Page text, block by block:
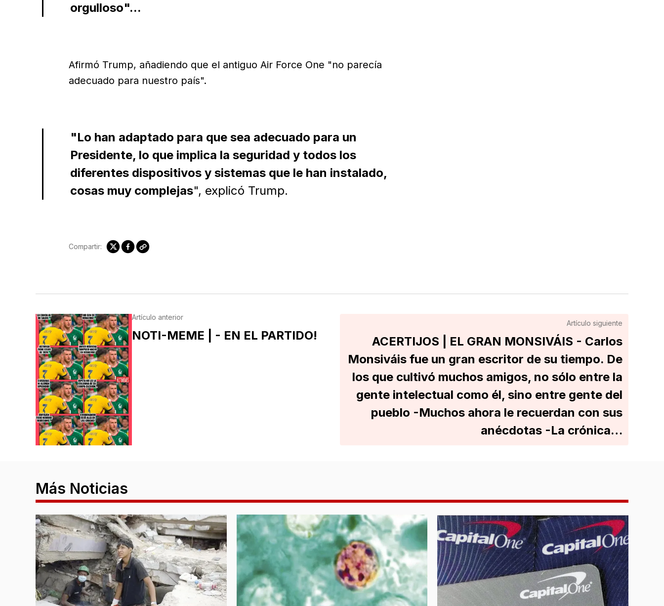
orgulloso"...
Afirmó Trump, añadiendo que el antiguo Air Force One "no parecía
adecuado para nuestro país".
"Lo han adaptado para que sea adecuado para un
Presidente, lo que implica la seguridad y todos los
diferentes dispositivos y sistemas que le han instalado,
cosas muy complejas", explicó Trump.
Compartir:
Artículo anterior
NOTI-MEME | - EN EL PARTIDO!
Artículo siguiente
ACERTIJOS | EL GRAN MONSIVÁIS - Carlos
Monsiváis fue un gran escritor de su tiempo. De
los que cultivó muchos amigos, no sólo entre la
gente intelectual como él, sino entre gente del
pueblo -Muchos ahora le recuerdan con sus
anécdotas -La crónica…
Más Noticias